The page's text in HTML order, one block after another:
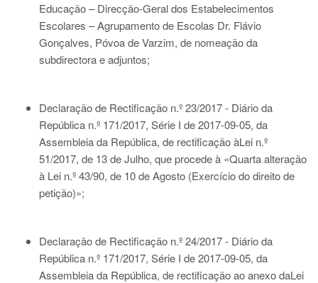
Educação – Direcção-Geral dos Estabelecimentos
Escolares – Agrupamento de Escolas Dr. Flávio
Gonçalves, Póvoa de Varzim, de nomeação da
subdirectora e adjuntos;
Declaração de Rectificação n.º 23/2017 - Diário da
República n.º 171/2017, Série I de 2017-09-05, da
Assembleia da República, de rectificação àLei n.º
51/2017, de 13 de Julho, que procede à «Quarta alteração
à Lei n.º 43/90, de 10 de Agosto (Exercício do direito de
petição)»;
Declaração de Rectificação n.º 24/2017 - Diário da
República n.º 171/2017, Série I de 2017-09-05, da
Assembleia da República, de rectificação ao anexo daLei